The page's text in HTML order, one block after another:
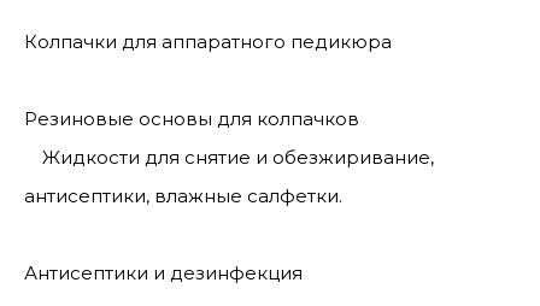
Колпачки для аппаратного педикюра
Резиновые основы для колпачков
Жидкости для снятие и обезжиривание,
антисептики, влажные салфетки.
Антисептики и дезинфекция